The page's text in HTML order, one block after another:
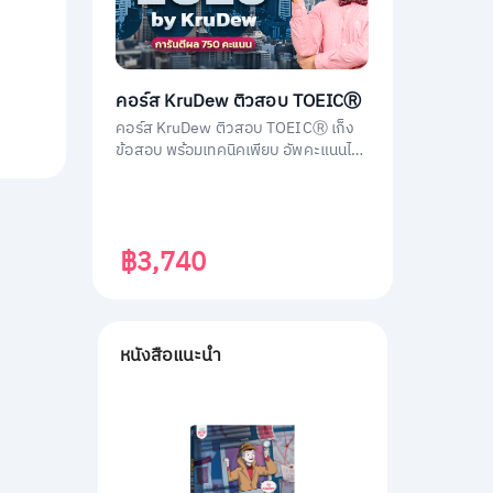
คอร์ส KruDew ติวสอบ TOEICⓇ
คอร์ส KruDew ติวสอบ TOEICⓇ เก็ง
ข้อสอบ พร้อมเทคนิคเพียบ อัพคะแนนได้
฿3,740
หนังสือแนะนำ